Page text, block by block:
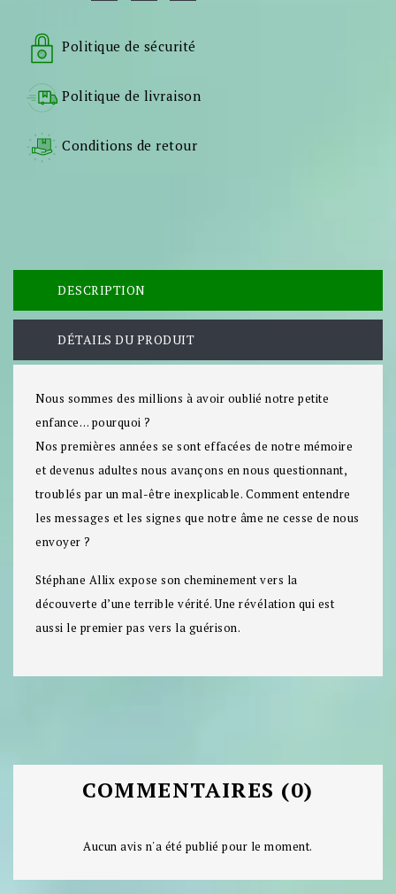
Politique de sécurité
Politique de livraison
Conditions de retour
DESCRIPTION
DÉTAILS DU PRODUIT
Nous sommes des millions à avoir oublié notre petite
enfance… pourquoi ?
Nos premières années se sont effacées de notre mémoire
et devenus adultes nous avançons en nous questionnant,
troublés par un mal-être inexplicable. Comment entendre
les messages et les signes que notre âme ne cesse de nous
envoyer ?
Stéphane Allix expose son cheminement vers la
découverte d’une terrible vérité. Une révélation qui est
aussi le premier pas vers la guérison.
COMMENTAIRES (0)
Aucun avis n'a été publié pour le moment.